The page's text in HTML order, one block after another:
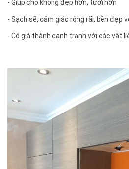
- Giúp cho không đẹp hơn, tươi hơn
- Sạch sẽ, cảm giác rộng rãi, bền đẹp
- Có giá thành cạnh tranh với các vật